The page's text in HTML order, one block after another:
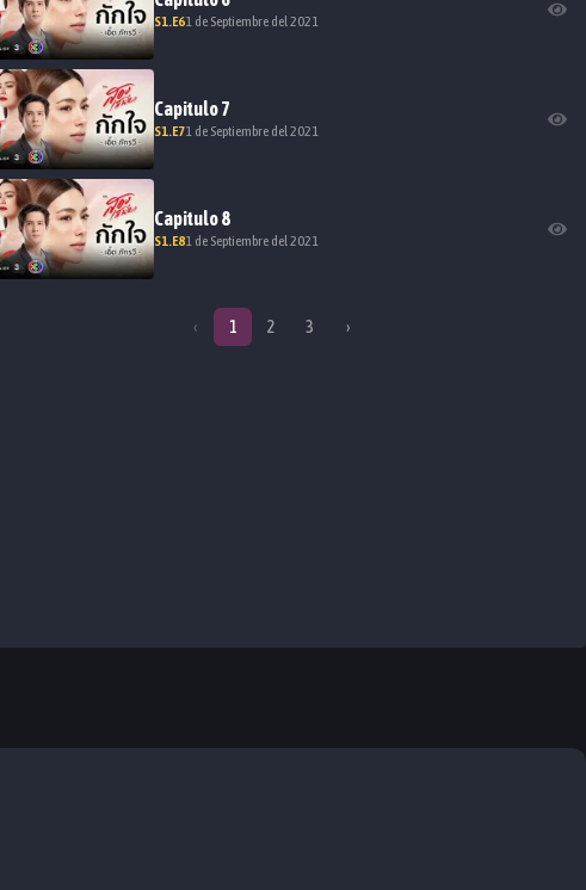
S1 .E61 de Septiembre del 2021
Capitulo7
S1 .E71 de Septiembre del 2021
Capitulo8
S1 .E81 de Septiembre del 2021
‹ 1 2 3 ›